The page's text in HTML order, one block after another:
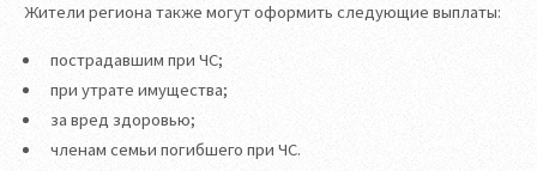
Жители региона также могут оформить следующие выплаты:
пострадавшим при ЧС;
при утрате имущества;
за вред здоровью;
членам семьи погибшего при ЧС.